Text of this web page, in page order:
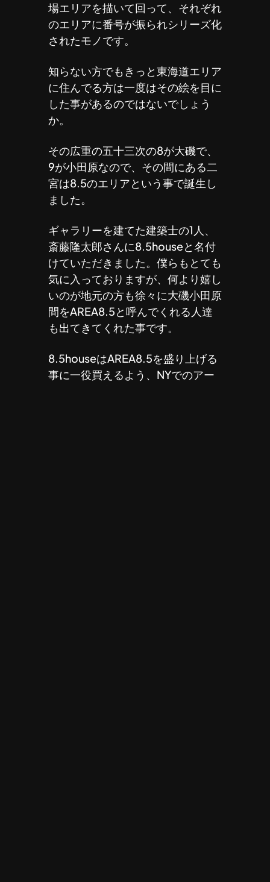
場エリアを描いて回って、それぞれ
のエリアに番号が振られシリーズ化
されたモノです。
知らない方でもきっと東海道エリア
に住んでる方は一度はその絵を目に
した事があるのではないでしょう
か。
その広重の五十三次の8が大磯で、
9が小田原なので、その間にある二
宮は8.5のエリアという事で誕生し
ました。
ギャラリーを建てた建築士の1人、
斎藤隆太郎さんに8.5houseと名付
けていただきました。僕らもとても
気に入っておりますが、何より嬉し
いのが地元の方も徐々に大磯小田原
間をAREA8.5と呼んでくれる人達
も出てきてくれた事です。
8.5houseはAREA8.5を盛り上げる
事に一役買えるよう、NYでのアー